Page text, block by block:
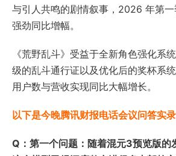
与引人共鸣的剧情叙事，2026 年第
强劲同比增幅。
《荒野乱斗》受益于全新角色强化系
级的乱斗通行证以及优化后的奖杯系
用户数与营收实现同比大幅增长。
以下是今晚腾讯财报电话会议问答实录
Q：第一个问题：随着混元3预览版的